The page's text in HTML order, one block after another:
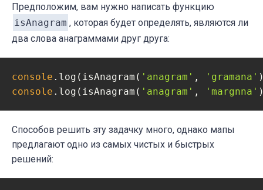
Предположим, вам нужно написать функцию
isAnagram , которая будет определять, являются ли
два слова анаграммами друг друга:
console .log(isAnagram( 'anagram' , 'gramana'
console .log(isAnagram( 'anagram' , 'margnna'
Способов решить эту задачку много, однако мапы
предлагают одно из самых чистых и быстрых
решений: